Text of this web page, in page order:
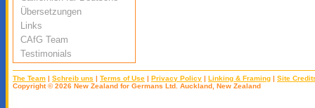
Übersetzungen
Links
CAfG Team
Testimonials
The Team | Schreib uns | Terms of Use | Privacy Policy | Linking & Framing | Site
Copyright © 2026 New Zealand for Germans Ltd. Auckland, New Zealand